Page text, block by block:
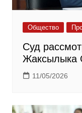
Общество
Суд
Жаксылыка
11/05/2026